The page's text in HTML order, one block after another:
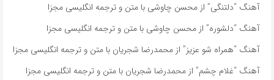
آهنگ “دلتنگی” از محسن چاوشی با متن و ترجمه انگلیسی مجزا
آهنگ “دلشوره” از محسن چاوشی با متن و ترجمه انگلیسی مجزا
آهنگ “همراه شو عزیز” از محمدرضا شجریان با متن و ترجمه انگلیسی مجزا
آهنگ “غلام چشم” از محمدرضا شجریان با متن و ترجمه انگلیسی مجزا